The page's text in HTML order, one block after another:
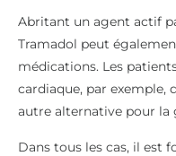
Abritant un agent actif
Tramadol peut
médications. Les
cardiaque, par exemple,
autre alternative pour la
Dans tous les cas, il est